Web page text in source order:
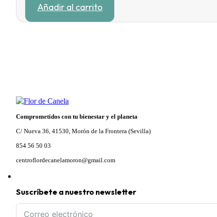
original
era:
actual
es:
Añadir al carrito
Comprometidos con tu bienestar y el planeta
C/ Nueva 36, 41530, Morón de la Frontera (Sevilla)
854 56 50 03
centroflordecanelamoron@gmail.com
Suscríbete a nuestro newsletter